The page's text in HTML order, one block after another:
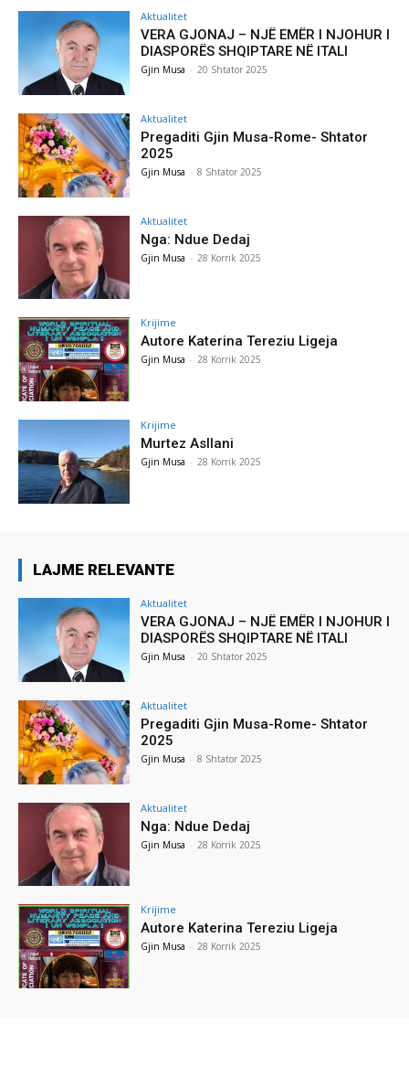
Aktualitet
VERA GJONAJ – NJË EMËR I NJOHUR I
DIASPORËS SHQIPTARE NË ITALI
Gjin Musa - 20 Shtator 2025
Aktualitet
Pregaditi Gjin Musa-Rome- Shtator
2025
Gjin Musa - 8 Shtator 2025
Aktualitet
Nga: Ndue Dedaj
Gjin Musa - 28 Korrik 2025
Krijime
Autore Katerina Tereziu Ligeja
Gjin Musa - 28 Korrik 2025
Krijime
Murtez Asllani
Gjin Musa - 28 Korrik 2025
LAJME RELEVANTE
Aktualitet
VERA GJONAJ – NJË EMËR I NJOHUR I
DIASPORËS SHQIPTARE NË ITALI
Gjin Musa - 20 Shtator 2025
Aktualitet
Pregaditi Gjin Musa-Rome- Shtator
2025
Gjin Musa - 8 Shtator 2025
Aktualitet
Nga: Ndue Dedaj
Gjin Musa - 28 Korrik 2025
Krijime
Autore Katerina Tereziu Ligeja
Gjin Musa - 28 Korrik 2025